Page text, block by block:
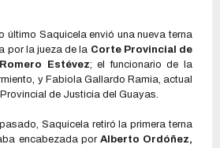
último Saquicela envió una nueva terna
por la jueza de la Corte Provincial de
Estévez; el funcionario de la
y Fabiola Gallardo Ramia, actual
de Justicia del Guayas.
Saquicela retiró la primera terna
encabezada por Alberto Ordóñez,